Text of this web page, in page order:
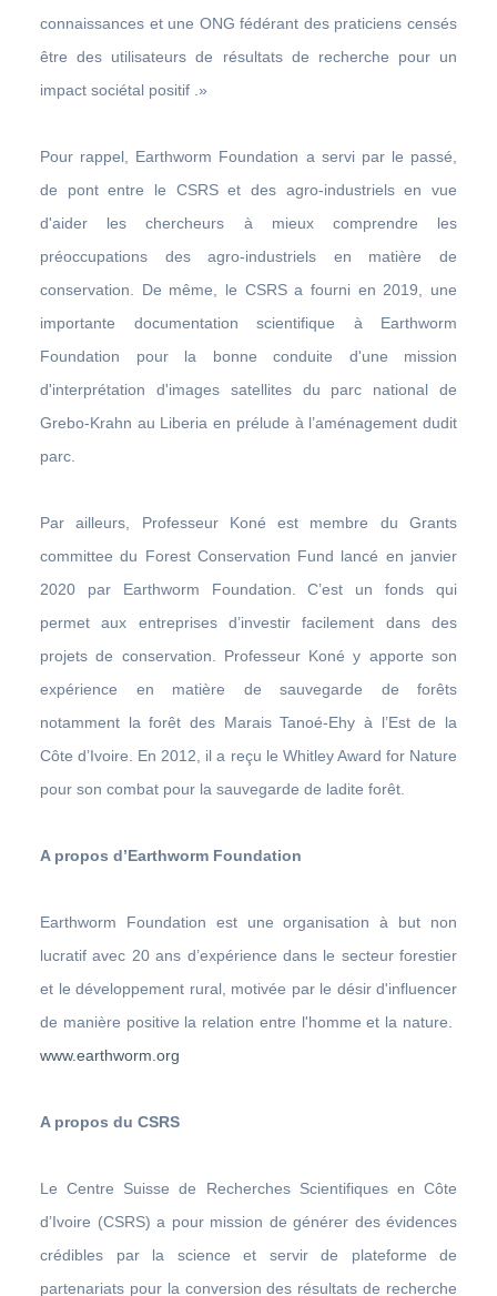
connaissances et une ONG fédérant des praticiens censés
être des utilisateurs de résultats de recherche pour un
impact sociétal positif .»
Pour rappel, Earthworm Foundation a servi par le passé,
de pont entre le CSRS et des agro-industriels en vue
d'aider les chercheurs à mieux comprendre les
préoccupations des agro-industriels en matière de
conservation. De même, le CSRS a fourni en 2019, une
importante documentation scientifique à Earthworm
Foundation pour la bonne conduite d'une mission
d'interprétation d'images satellites du parc national de
Grebo-Krahn au Liberia en prélude à l’aménagement dudit
parc.
Par ailleurs, Professeur Koné est membre du Grants
committee du Forest Conservation Fund lancé en janvier
2020 par Earthworm Foundation. C’est un fonds qui
permet aux entreprises d’investir facilement dans des
projets de conservation. Professeur Koné y apporte son
expérience en matière de sauvegarde de forêts
notamment la forêt des Marais Tanoé-Ehy à l’Est de la
Côte d’Ivoire. En 2012, il a reçu le Whitley Award for Nature
pour son combat pour la sauvegarde de ladite forêt.
A propos d’Earthworm Foundation
Earthworm Foundation est une organisation à but non
lucratif avec 20 ans d’expérience dans le secteur forestier
et le développement rural, motivée par le désir d'influencer
de manière positive la relation entre l'homme et la nature.
www.earthworm.org
A propos du CSRS
Le Centre Suisse de Recherches Scientifiques en Côte
d’Ivoire (CSRS) a pour mission de générer des évidences
crédibles par la science et servir de plateforme de
partenariats pour la conversion des résultats de recherche